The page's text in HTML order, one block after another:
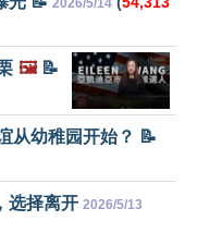
🖼️📝
从幼稚园开始？ 📝
选择离开 2026/5/13